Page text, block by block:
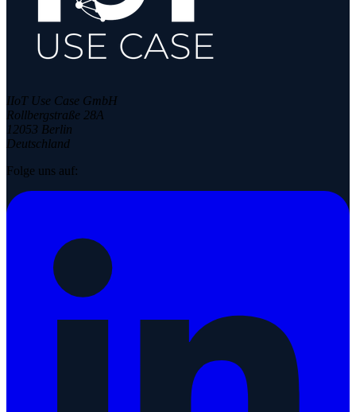
IIoT Use Case GmbH
Rollbergstraße 28A
12053 Berlin
Deutschland
Folge uns auf: